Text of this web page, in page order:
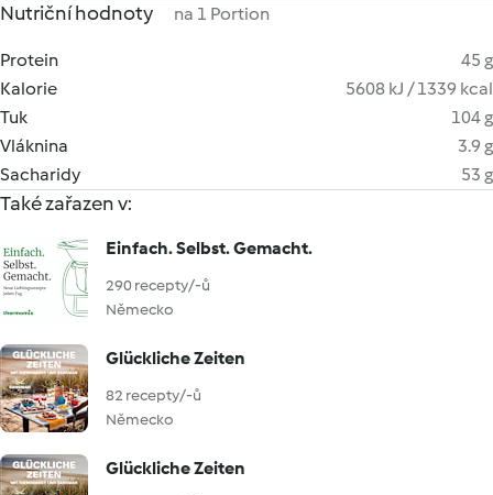
Nutriční hodnoty na 1 Portion
Protein
45 g
Kalorie
5608 kJ / 1339 kcal
Tuk
104 g
Vláknina
3.9 g
Sacharidy
53 g
Také zařazen v:
Einfach. Selbst. Gemacht.
290 recepty/-ů
Německo
Glückliche Zeiten
82 recepty/-ů
Německo
Glückliche Zeiten